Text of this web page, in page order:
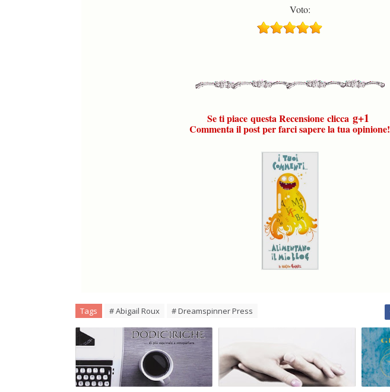
Voto:
Se ti piace questa Recensionecliccag+1
Commenta il post per farci sapere la tua opinione!
Tags # Abigail Roux # Dreamspinner Press